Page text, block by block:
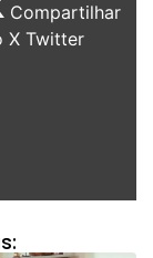
Compartilhar
X Twitter